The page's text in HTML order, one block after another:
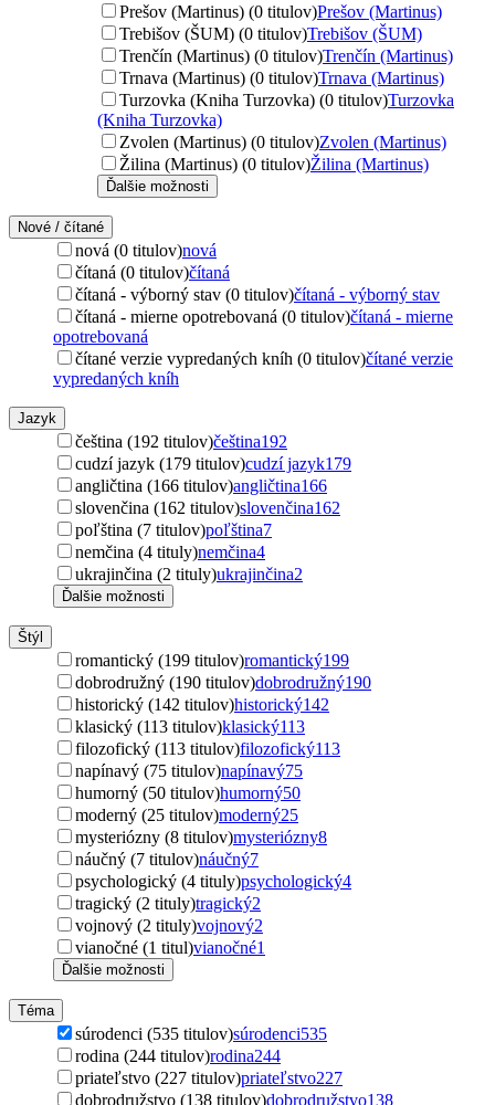
Prešov (Martinus) (0 titulov)Prešov (Martinus)
Trebišov (ŠUM) (0 titulov)Trebišov (ŠUM)
Trenčín (Martinus) (0 titulov)Trenčín (Martinus)
Trnava (Martinus) (0 titulov)Trnava (Martinus)
Turzovka (Kniha Turzovka) (0 titulov)Turzovka
(Kniha Turzovka)
Zvolen (Martinus) (0 titulov)Zvolen (Martinus)
Žilina (Martinus) (0 titulov)Žilina (Martinus)
Ďalšie možnosti
Nové / čítané
nová (0 titulov)nová
čítaná (0 titulov)čítaná
čítaná - výborný stav (0 titulov)čítaná - výborný stav
čítaná - mierne opotrebovaná (0 titulov)čítaná - mierne
opotrebovaná
čítané verzie vypredaných kníh (0 titulov)čítané verzie
vypredaných kníh
Jazyk
čeština (192 titulov)čeština192
cudzí jazyk (179 titulov)cudzí jazyk179
angličtina (166 titulov)angličtina166
slovenčina (162 titulov)slovenčina162
poľština (7 titulov)poľština7
nemčina (4 tituly)nemčina4
ukrajinčina (2 tituly)ukrajinčina2
Ďalšie možnosti
Štýl
romantický (199 titulov)romantický199
dobrodružný (190 titulov)dobrodružný190
historický (142 titulov)historický142
klasický (113 titulov)klasický113
filozofický (113 titulov)filozofický113
napínavý (75 titulov)napínavý75
humorný (50 titulov)humorný50
moderný (25 titulov)moderný25
mysteriózny (8 titulov)mysteriózny8
náučný (7 titulov)náučný7
psychologický (4 tituly)psychologický4
tragický (2 tituly)tragický2
vojnový (2 tituly)vojnový2
vianočné (1 titul)vianočné1
Ďalšie možnosti
Téma
súrodenci (535 titulov)súrodenci535
rodina (244 titulov)rodina244
priateľstvo (227 titulov)priateľstvo227
dobrodružstvo (138 titulov)dobrodružstvo138